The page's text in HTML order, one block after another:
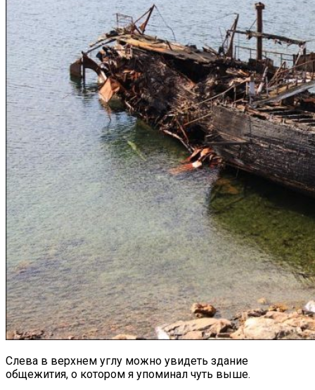
Слева в верхнем углу можно увидеть здание
общежития, о котором я упоминал чуть выше.